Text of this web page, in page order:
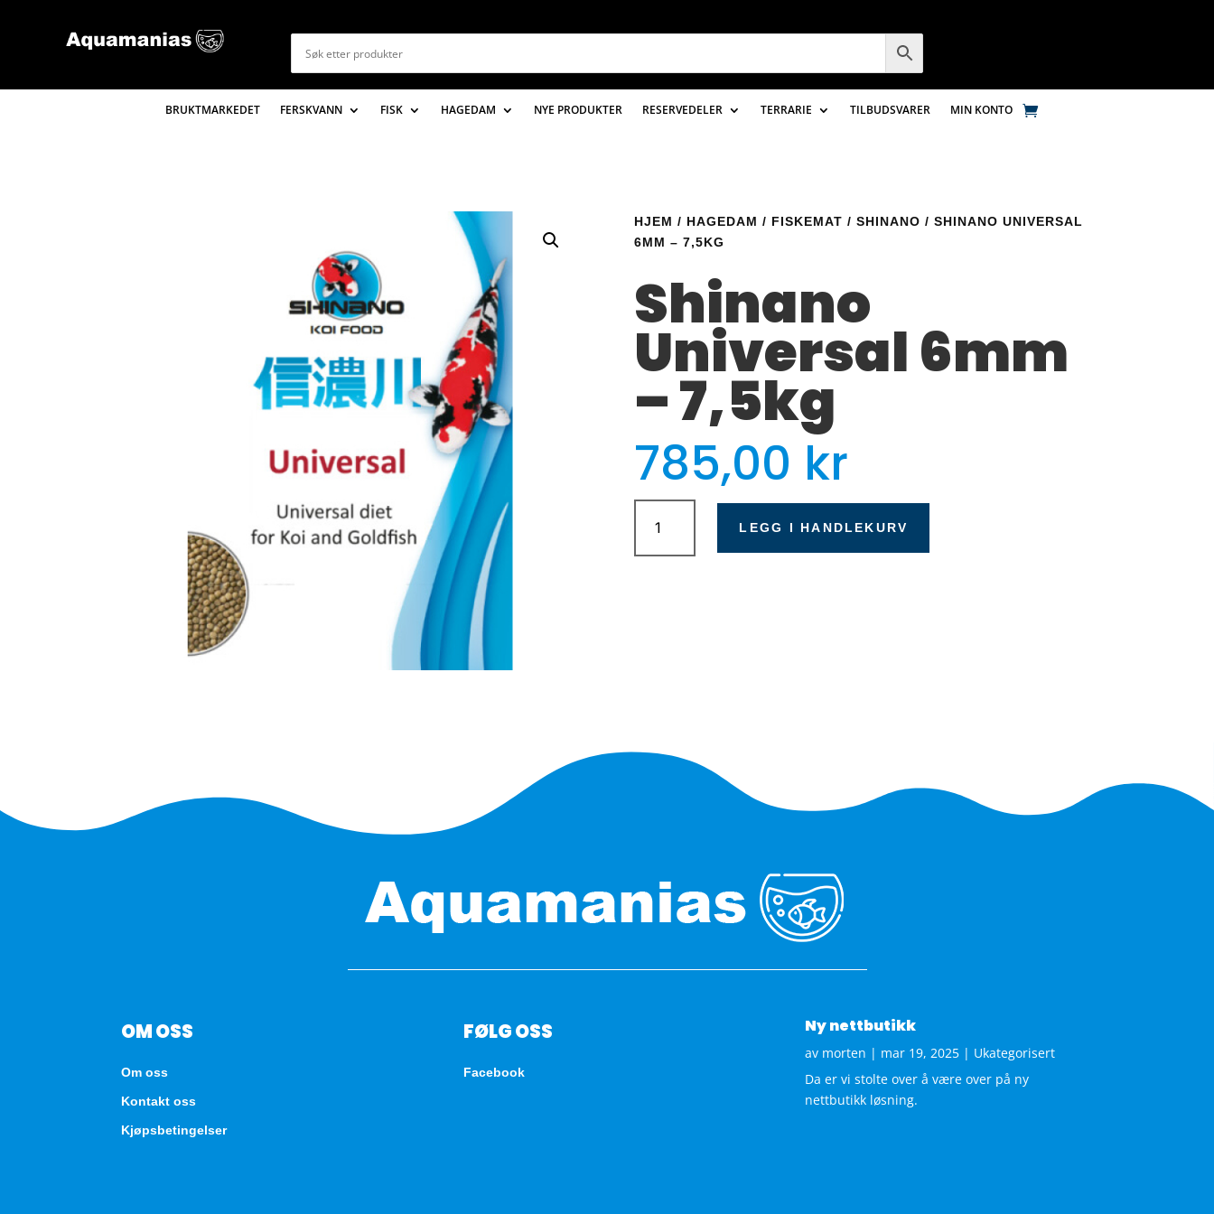
BRUKTMARKEDET FERSKVANN FISK HAGEDAM NYE PRODUKTER RESERVEDELER TERRARIE TILBUDSVARER MIN KONTO
HJEM / HAGEDAM / FISKEMAT / SHINANO / SHINANO UNIVERSAL
6MM – 7,5KG
Shinano
Universal 6mm
– 7,5kg
785,00 kr
Shinano
Universal
6mm
LEGG I HANDLEKURV
OM OSS
Om oss
Kontakt oss
Kjøpsbetingelser
FØLG OSS
Facebook
Ny nettbutikk
av morten | mar 19, 2025| Ukategorisert
Da er vi stolte over å være over på ny
nettbutikk løsning.